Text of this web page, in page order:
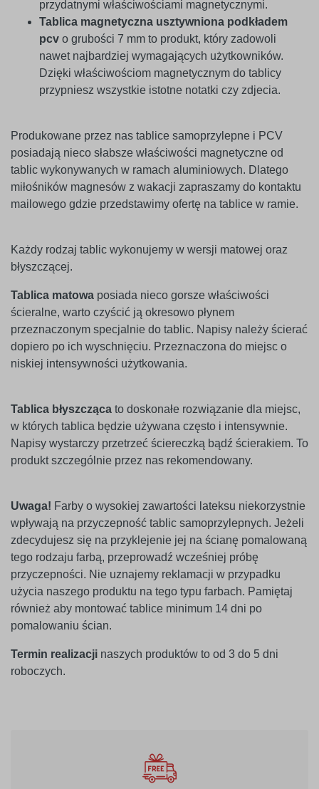
przydatnymi właściwościami magnetycznymi.
Tablica magnetyczna usztywniona podkładem
pcv o grubości 7 mm to produkt, który zadowoli
nawet najbardziej wymagających użytkowników.
Dzięki właściwościom magnetycznym do tablicy
przypniesz wszystkie istotne notatki czy zdjecia.
Produkowane przez nas tablice samoprzylepne i PCV
posiadają nieco słabsze właściwości magnetyczne od
tablic wykonywanych w ramach aluminiowych. Dlatego
miłośników magnesów z wakacji zapraszamy do kontaktu
mailowego gdzie przedstawimy ofertę na tablice w ramie.
Każdy rodzaj tablic wykonujemy w wersji matowej oraz
błyszczącej.
Tablica matowa posiada nieco gorsze właściwości
ścieralne, warto czyścić ją okresowo płynem
przeznaczonym specjalnie do tablic. Napisy należy ścierać
dopiero po ich wyschnięciu. Przeznaczona do miejsc o
niskiej intensywności użytkowania.
Tablica błyszcząca to doskonałe rozwiązanie dla miejsc,
w których tablica będzie używana często i intensywnie.
Napisy wystarczy przetrzeć ściereczką bądź ścierakiem. To
produkt szczególnie przez nas rekomendowany.
Uwaga! Farby o wysokiej zawartości lateksu niekorzystnie
wpływają na przyczepność tablic samoprzylepnych. Jeżeli
zdecydujesz się na przyklejenie jej na ścianę pomalowaną
tego rodzaju farbą, przeprowadź wcześniej próbę
przyczepności. Nie uznajemy reklamacji w przypadku
użycia naszego produktu na tego typu farbach. Pamiętaj
również aby montować tablice minimum 14 dni po
pomalowaniu ścian.
Termin realizacji naszych produktów to od 3 do 5 dni
roboczych.